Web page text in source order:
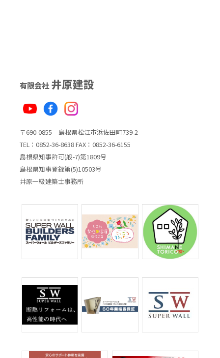
有限会社 井原建設
〒690-0855 島根県松江市浜佐田町739-2
TEL：0852-36-8638 FAX：0852-36-6155
島根県知事許可(般-7)第1809号
島根県知事登録第(5)10503号
井原一級建築士事務所